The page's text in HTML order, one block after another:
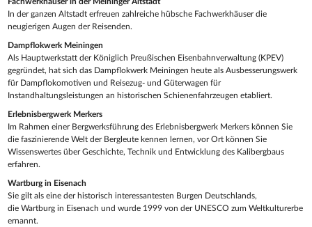
In der ganzen Altstadt erfreuen zahlreiche hübsche Fachwerkhäuser die
neugierigen Augen der Reisenden.
Dampflokwerk Meiningen
Als Hauptwerkstatt der Königlich Preußischen Eisenbahnverwaltung (KPEV)
gegründet, hat sich das Dampflokwerk Meiningen heute als Ausbesserungswerk
für Dampflokomotiven und Reisezug- und Güterwagen für
Instandhaltungsleistungen an historischen Schienenfahrzeugen etabliert.
Erlebnisbergwerk Merkers
Im Rahmen einer Bergwerksführung des Erlebnisbergwerk Merkers können Sie
die faszinierende Welt der Bergleute kennen lernen, vor Ort können Sie
Wissenswertes über Geschichte, Technik und Entwicklung des Kalibergbaus
erfahren.
Wartburg in Eisenach
Sie gilt als eine der historisch interessantesten Burgen Deutschlands,
die Wartburg in Eisenach und wurde 1999 von der UNESCO zum Weltkulturerbe
ernannt.